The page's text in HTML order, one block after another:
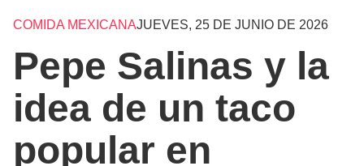
COMIDA MEXICANAJUEVES, 25 DE JUNIO DE 2026
Pepe Salinas y la
idea de un taco
popular en